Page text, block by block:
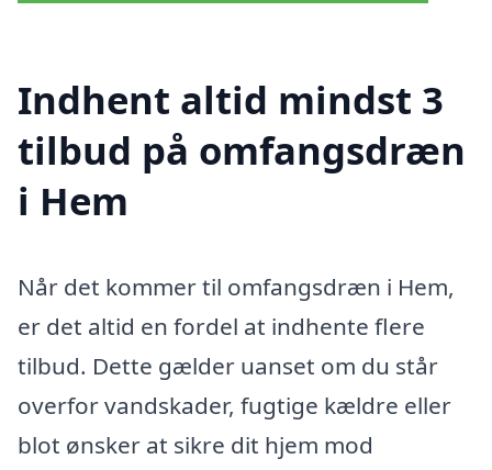
Indhent altid mindst 3
tilbud på omfangsdræn
i Hem
Når det kommer til omfangsdræn i Hem,
er det altid en fordel at indhente flere
tilbud. Dette gælder uanset om du står
overfor vandskader, fugtige kældre eller
blot ønsker at sikre dit hjem mod